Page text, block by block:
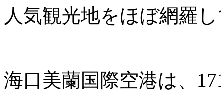
人気観光地をほぼ網羅
海口美蘭国際空港は、